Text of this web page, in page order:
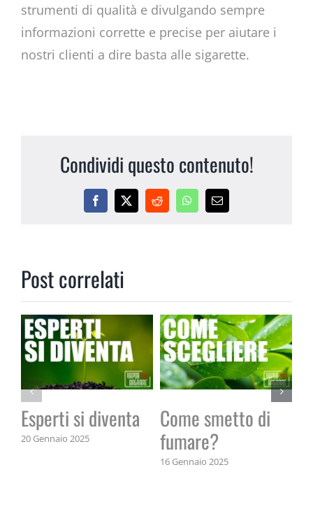
strumenti di qualità e divulgando sempre
informazioni corrette e precise per aiutare i
nostri clienti a dire basta alle sigarette.
Condividi questo contenuto!
Facebook
X RedditWhatsApp
Email
Post correlati
Esperti si diventa
20 Gennaio 2025
Come smetto di
fumare?
16 Gennaio 2025